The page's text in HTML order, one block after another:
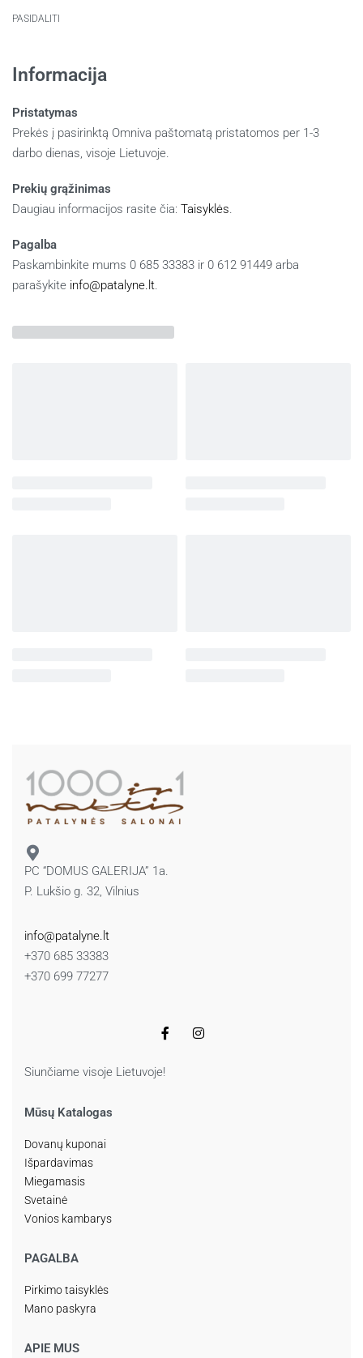
PASIDALITI
Informacija
Pristatymas
Prekės į pasirinktą Omniva paštomatą pristatomos per 1-3
darbo dienas, visoje Lietuvoje.
Prekių grąžinimas
Daugiau informacijos rasite čia: Taisyklės.
Pagalba
Paskambinkite mums 0 685 33383 ir 0 612 91449 arba
parašykite info@patalyne.lt
PC “DOMUS GALERIJA” 1a.
P. Lukšio g. 32, Vilnius
info@patalyne.lt
+370 685 33383
+370 699 77277
Siunčiame visoje Lietuvoje!
Mūsų Katalogas
Dovanų kuponai
Išpardavimas
Miegamasis
Svetainė
Vonios kambarys
PAGALBA
Pirkimo taisyklės
Mano paskyra
APIE MUS